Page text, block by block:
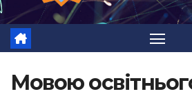
Мовою